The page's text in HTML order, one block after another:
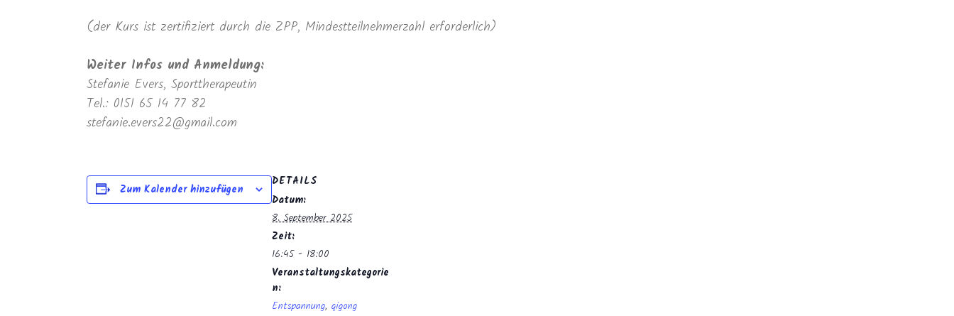
(der Kurs ist zertifiziert durch die ZPP, Mindestteilnehmerzahl erforderlich)
Weiter Infos und Anmeldung:
Stefanie Evers, Sporttherapeutin
Tel.: 0151 65 14 77 82
stefanie.evers22@gmail.com
Zum Kalender hinzufügen
DETAILS
Datum:
8. September 2025
Zeit:
16:45 - 18:00
Veranstaltungskategorie
n:
Entspannung, qigong